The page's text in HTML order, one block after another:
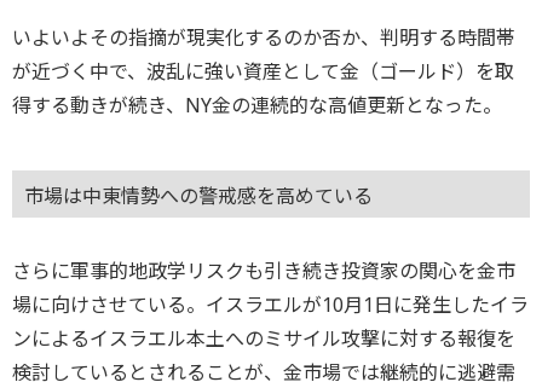
いよいよその指摘が現実化するのか否か、判明する時間帯
が近づく中で、波乱に強い資産として金（ゴールド）を取
得する動きが続き、NY金の連続的な高値更新となった。
市場は中東情勢への警戒感を高めている
さらに軍事的地政学リスクも引き続き投資家の関心を金市
場に向けさせている。イスラエルが10月1日に発生したイラ
ンによるイスラエル本土へのミサイル攻撃に対する報復を
検討しているとされることが、金市場では継続的に逃避需